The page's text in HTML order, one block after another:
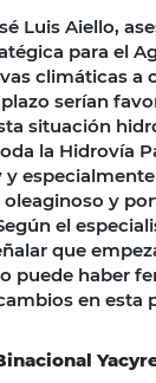
Luis Aiello,
para el
climáticas a
serían
situación
la Hidrovía
y
y
el
que
puede haber
en esta